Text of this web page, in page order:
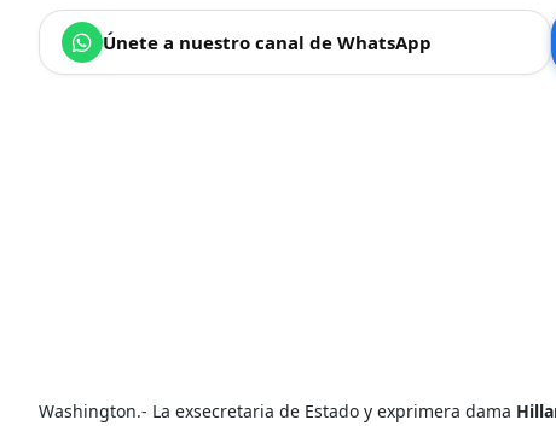
Únete a nuestro canal de WhatsApp
Washington.- La exsecretaria de Estado y exprimera dama